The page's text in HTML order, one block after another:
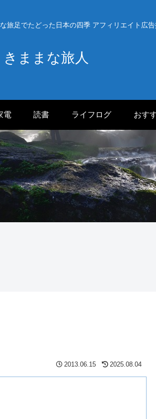
旅足でたどった日本の四季 アフィリエイト広告
きままな旅人
電 読書 ライフログ おす
2013.06.15 2025.08.04